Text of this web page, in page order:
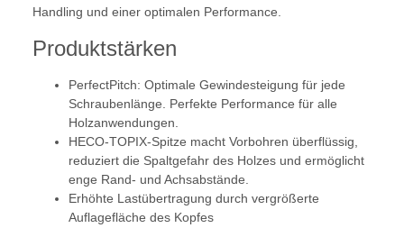
Handling und einer optimalen Performance.
Produktstärken
PerfectPitch: Optimale Gewindesteigung für jede
Schraubenlänge. Perfekte Performance für alle
Holzanwendungen.
HECO-TOPIX-Spitze macht Vorbohren überflüssig,
reduziert die Spaltgefahr des Holzes und ermöglicht
enge Rand- und Achsabstände.
Erhöhte Lastübertragung durch vergrößerte
Auflagefläche des Kopfes